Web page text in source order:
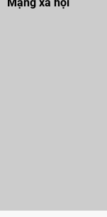
Mạng xã hội